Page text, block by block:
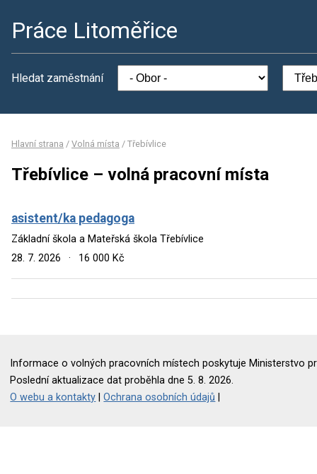
Práce Litoměřice
Hledat zaměstnání
Hlavní strana / Volná místa / Třebívlice
Třebívlice – volná pracovní místa
asistent/ka pedagoga
Základní škola a Mateřská škola Třebívlice
28. 7. 2026
· 16 000 Kč
Informace o volných pracovních místech poskytuje Ministerstvo
Poslední aktualizace dat proběhla dne 5. 8. 2026.
O webu a kontakty |Ochrana osobních údajů